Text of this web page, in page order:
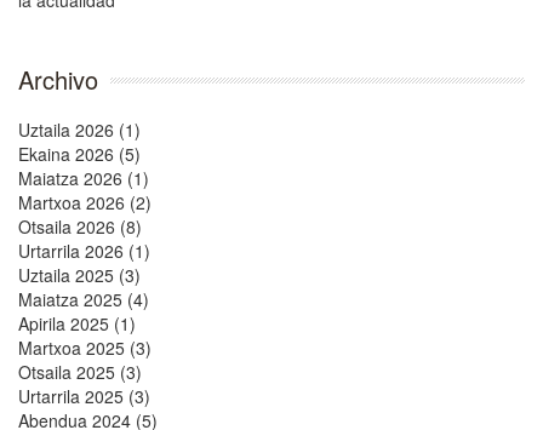
Archivo
Uztaila 2026 (1)
Ekaina 2026 (5)
Maiatza 2026 (1)
Martxoa 2026 (2)
Otsaila 2026 (8)
Urtarrila 2026 (1)
Uztaila 2025 (3)
Maiatza 2025 (4)
Apirila 2025 (1)
Martxoa 2025 (3)
Otsaila 2025 (3)
Urtarrila 2025 (3)
Abendua 2024 (5)